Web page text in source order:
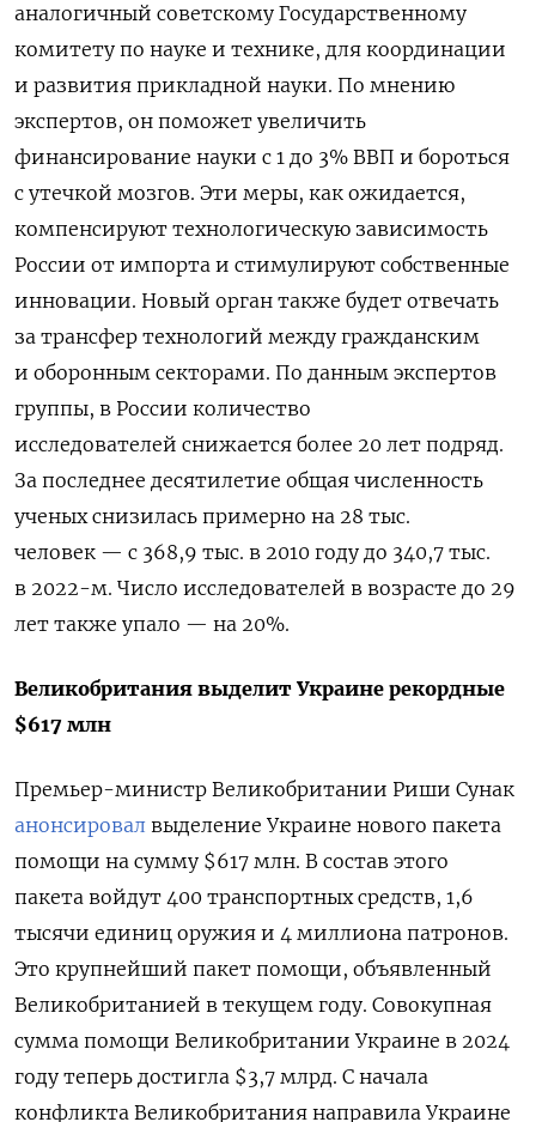
аналогичный советскому Государственному
комитету по науке и технике, для координации
и развития прикладной науки. По мнению
экспертов, он поможет увеличить
финансирование науки с 1 до 3% ВВП и бороться
с утечкой мозгов. Эти меры, как ожидается,
компенсируют технологическую зависимость
России от импорта и стимулируют собственные
инновации. Новый орган также будет отвечать
за трансфер технологий между гражданским
и оборонным секторами. По данным экспертов
группы, в России количество
исследователей снижается более 20 лет подряд.
За последнее десятилетие общая численность
ученых снизилась примерно на 28 тыс.
человек — с 368,9 тыс. в 2010 году до 340,7 тыс.
в 2022-м. Число исследователей в возрасте до 29
лет также упало — на 20%.
Великобритания выделит Украине рекордные
$617 млн
Премьер-министр Великобритании Риши Сунак
анонсировал выделение Украине нового пакета
помощи на сумму $617 млн. В состав этого
пакета войдут 400 транспортных средств, 1,6
тысячи единиц оружия и 4 миллиона патронов.
Это крупнейший пакет помощи, объявленный
Великобританией в текущем году. Совокупная
сумма помощи Великобритании Украине в 2024
году теперь достигла $3,7 млрд. С начала
конфликта Великобритания направила Украине